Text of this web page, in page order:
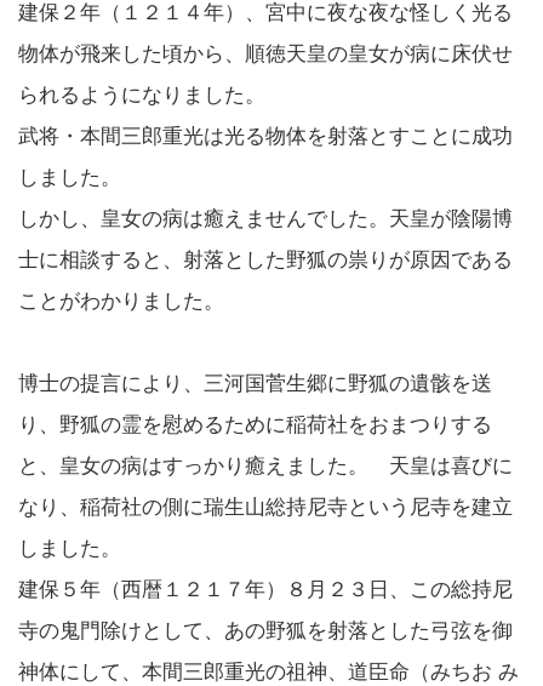
建保２年（１２１４年）、宮中に夜な夜な怪しく光る
物体が飛来した頃から、順徳天皇の皇女が病に床伏せ
られるようになりました。
武将・本間三郎重光は光る物体を射落とすことに成功
しました。
しかし、皇女の病は癒えませんでした。天皇が陰陽博
士に相談すると、射落とした野狐の祟りが原因である
ことがわかりました。
博士の提言により、三河国菅生郷に野狐の遺骸を送
り、野狐の霊を慰めるために稲荷社をおまつりする
と、皇女の病はすっかり癒えました。 天皇は喜びに
なり、稲荷社の側に瑞生山総持尼寺という尼寺を建立
しました。
建保５年（西暦１２１７年）８月２３日、この総持尼
寺の鬼門除けとして、あの野狐を射落とした弓弦を御
神体にして、本間三郎重光の祖神、道臣命（みちお み